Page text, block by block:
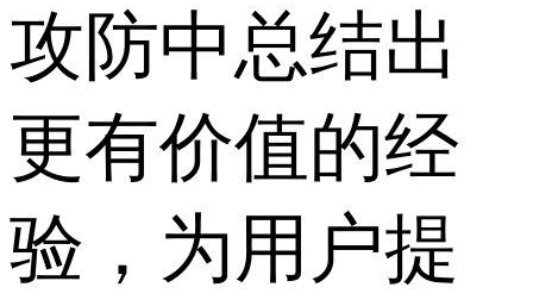
攻防中总结出
更有价值的经
验，为用户提